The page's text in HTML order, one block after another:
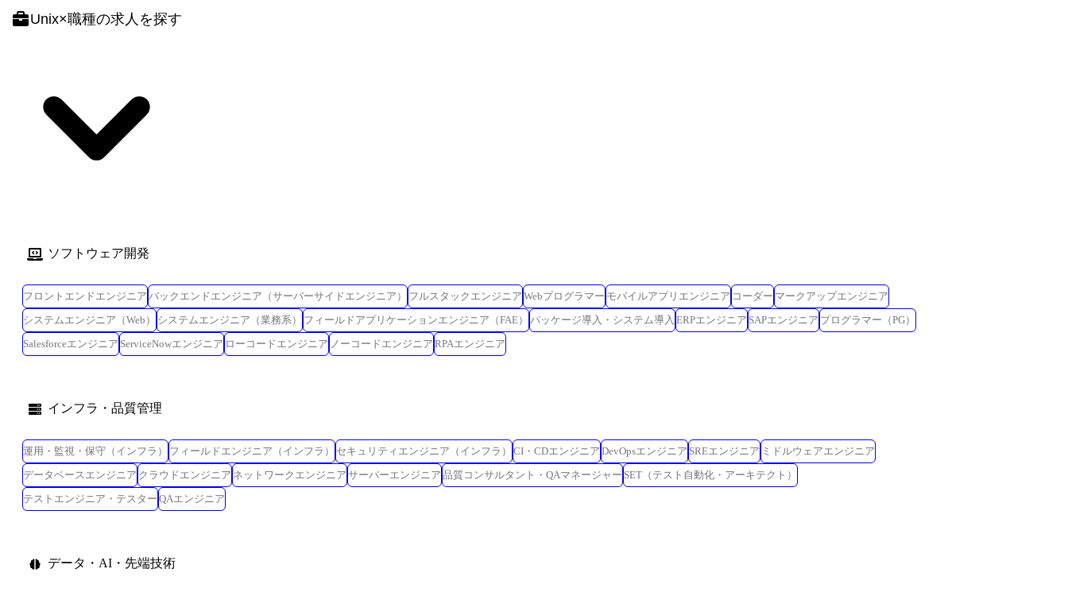
Unix×職種の求人を探す
ソフトウェア開発
フロントエンドエンジニア バックエンドエンジニア（サーバーサイドエンジニア） フルスタックエンジニア Webプログラマー モバイルアプリエンジニア コーダー マークアップエンジニア
システムエンジニア（Web）
システムエンジニア（業務系） フィールドアプリケーションエンジニア（FAE） パッケージ導入・システム導入 ERPエンジニア SAPエンジニア プログラマー（PG）
Salesforceエンジニア ServiceNowエンジニア ローコードエンジニア ノーコードエンジニア RPAエンジニア
インフラ・品質管理
運用・監視・保守（インフラ） フィールドエンジニア（インフラ） セキュリティエンジニア（インフラ） CI・CDエンジニア DevOpsエンジニア SREエンジニア ミドルウェアエンジニア
データベースエンジニア クラウドエンジニア ネットワークエンジニア サーバーエンジニア 品質コンサルタント・QAマネージャー SET（テスト自動化・アーキテクト）
テストエンジニア・テスター QAエンジニア
データ・AI・先端技術